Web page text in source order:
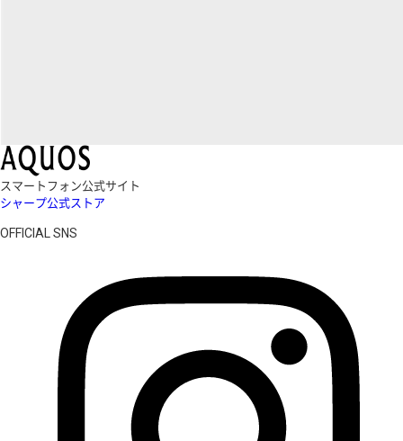
スマートフォン公式サイト
シャープ公式ストア
OFFICIAL SNS